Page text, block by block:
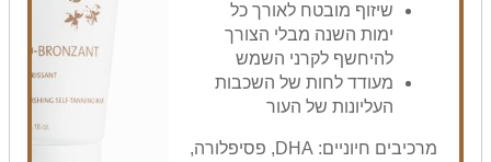
שיזוף מובטח לאורך כל
ימות השנה מבלי הצורך
להיחשף לקרני השמש
מעודד לחות של השכבות
העליונות של העור
מרכיבים חיוניים: DHA, פסיפלורה,